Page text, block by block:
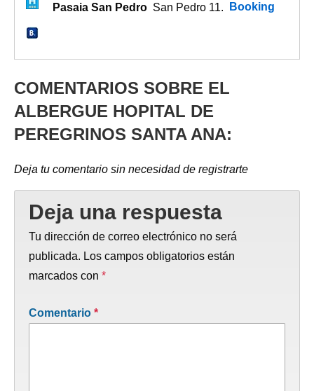
Pasaia San Pedro San Pedro 11. Booking
COMENTARIOS SOBRE EL
ALBERGUE HOPITAL DE
PEREGRINOS SANTA ANA:
Deja tu comentario sin necesidad de registrarte
Deja una respuesta
Tu dirección de correo electrónico no será
publicada. Los campos obligatorios están
marcados con *
Comentario *